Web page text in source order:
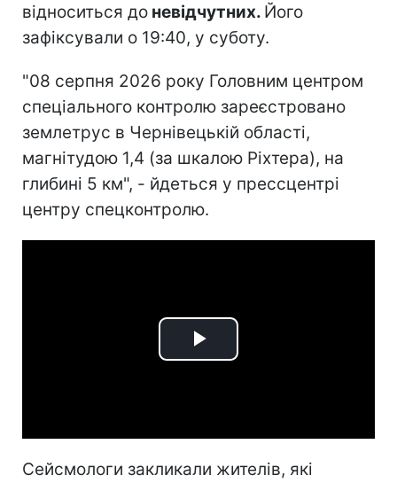
відноситься до невідчутних. Його
зафіксували о 19:40, у суботу.
"08 серпня 2026 року Головним центром
спеціального контролю зареєстровано
землетрус в Чернівецькій області,
магнітудою 1,4 (за шкалою Ріхтера), на
глибині 5 км", - йдеться у прессцентрі
центру спецконтролю.
Play
Сейсмологи закликали жителів, які